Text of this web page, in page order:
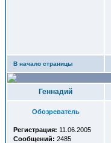
В начало страницы
Геннадий
Обозреватель
Регистрация: 11.06.2005
Сообщений: 2485